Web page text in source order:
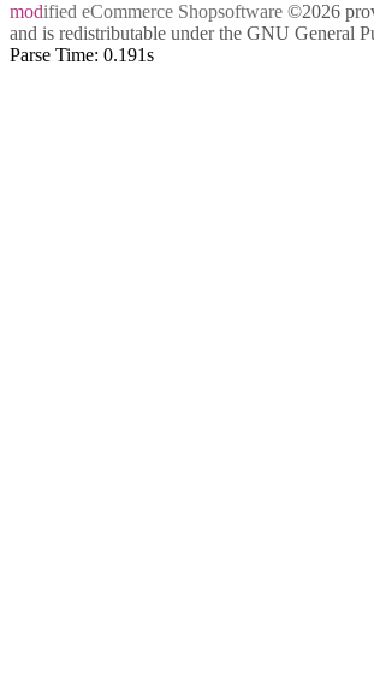
modified eCommerce Shopsoftware ©2026
and is redistributable under the GNU General
Parse Time: 0.191s